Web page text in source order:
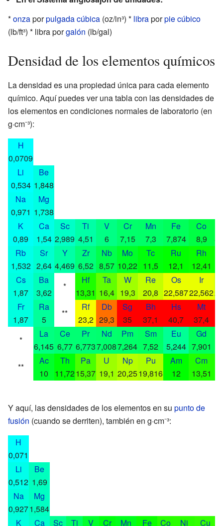
*onzaporpulgada cúbica (oz/in³) * libraporpie cúbico
(lb/ft³) * libra porgalón (lb/gal)
Densidad de los elementos químicos
La densidad es una propiedad única para cada elemento
químico. Aquí puedes ver una tabla con las densidades de
los elementos en condiciones normales de laboratorio (en
g·cm⁻³):
H
0,0709
Li
0,534
Be
1,848
Na
0,971
Mg
1,738
K
0,89
Ca
1,54
Sc
2,989
Ti
4,51
V
6
Cr
7,15
Mn
7,3
Fe
7,874
Co
8,9
Rb
1,532
Sr
2,64
Y
4,469
Zr
6,52
Nb
8,57
Mo
10,22
Tc
11,5
Ru
12,1
Rh
12,41
Cs
1,87
Ba
3,62
*
Hf
13,31
Ta
16,4
W
19,3
Re
20,8
Os
22,587
Ir
22,562
Fr
1,87
Ra
5
**
Rf
23,2
Db
29,3
Sg
35
Bh
37,1
Hs
40,7
Mt
37,4
*
La
6,145
Ce
6,77
Pr
6,773
Nd
7,008
Pm
7,264
Sm
7,52
Eu
5,244
Gd
7,901
**
Ac
10
Th
11,72
Pa
15,37
U
19,1
Np
20,25
Pu
19,816
Am
12
Cm
13,51
Y aquí, las densidades de los elementos en su punto de
fusión (cuando se derriten), también en g·cm⁻³:
H
0,071
Li
0,512
Be
1,69
Na
0,927
Mg
1,584
K
Ca
Sc
Ti
V
Cr
Mn
Fe
Co
Ni
Cu